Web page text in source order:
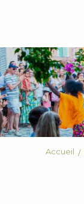
principal
Accueil